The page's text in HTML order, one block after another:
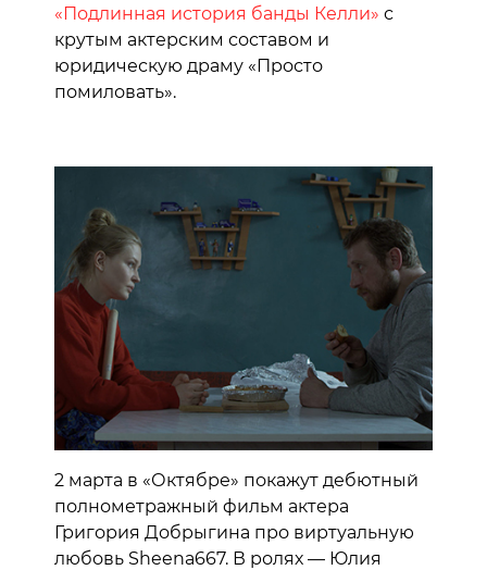
«Подлинная история банды Келли» с
крутым актерским составом и
юридическую драму «Просто
помиловать».
2 марта в «Октябре» покажут дебютный
полнометражный фильм актера
Григория Добрыгина про виртуальную
любовь Sheena667. В ролях — Юлия